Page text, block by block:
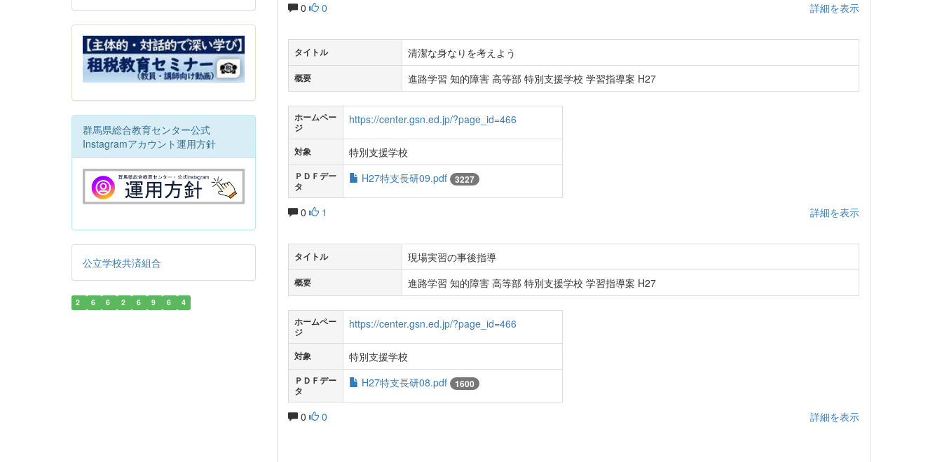
0 0 詳細を表示
タイトル 清潔な身なりを考えよう
概要 進路学習 知的障害 高等部 特別支援学校 学習指導案 H27
ホームペー
ジ
https://center.gsn.ed.jp/?page_id=466
対象 特別支援学校
ＰＤＦデー
タ
H27特支長研09.pdf 3227
0 1 詳細を表示
タイトル 現場実習の事後指導
概要 進路学習 知的障害 高等部 特別支援学校 学習指導案 H27
ホームペー
ジ
https://center.gsn.ed.jp/?page_id=466
対象 特別支援学校
ＰＤＦデー
タ
H27特支長研08.pdf 1600
0 0 詳細を表示
群馬県総合教育センター公式
Instagramアカウント運用方針
公立学校共済組合
2 6 6 2 6 9 6 4